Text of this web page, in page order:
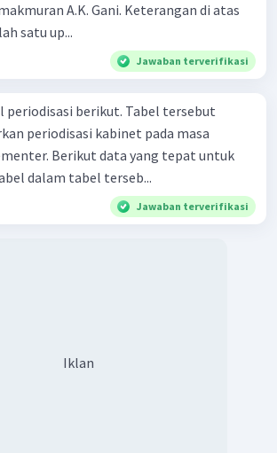
A.K. Gani. Keterangan di atas
satu up...
Jawaban terverifikasi
berikut. Tabel tersebut
periodisasi kabinet pada masa
Berikut data yang tepat untuk
dalam tabel terseb...
Jawaban terverifikasi
Iklan